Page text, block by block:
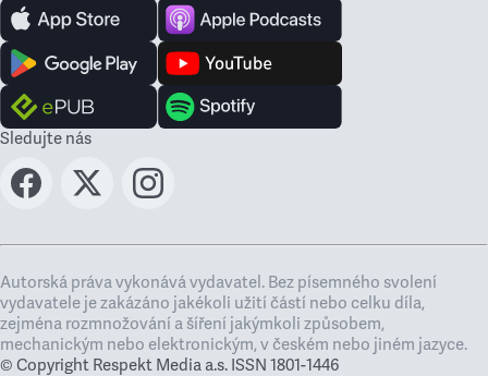
Sledujte nás
Autorská práva vykonává vydavatel. Bez písemného svolení
vydavatele je zakázáno jakékoli užití částí nebo celku díla,
zejména rozmnožování a šíření jakýmkoli způsobem,
mechanickým nebo elektronickým, v českém nebo jiném jazyce.
© Copyright Respekt Media a.s. ISSN 1801-1446